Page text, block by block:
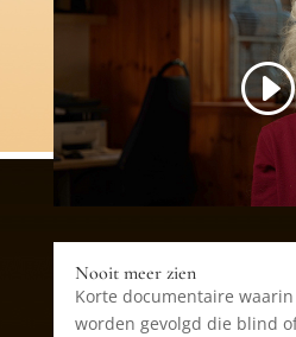
Nooit meer zien
Korte documentaire
worden gevolgd die blind